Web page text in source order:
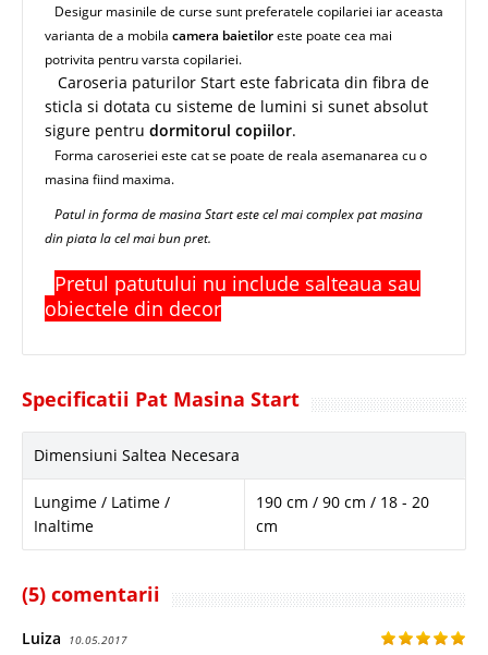
Desigur masinile de curse sunt preferatele copilariei iar aceasta
varianta de a mobila camera baietiloreste poate cea mai
potrivita pentru varsta copilariei.
Caroseria paturilor Start este fabricata din fibra de
sticla si dotata cu sisteme de lumini si sunet absolut
sigure pentru dormitorul copiilor.
Forma caroseriei este cat se poate de reala asemanarea cu o
masina fiind maxima.
Patul in forma de masina Start este cel mai complex pat masina
din piata la cel mai bun pret.
Pretul patutului nu include salteaua sau
obiectele din decor
Specificatii Pat Masina Start
Dimensiuni Saltea Necesara
Lungime / Latime /
Inaltime
190 cm / 90 cm / 18 - 20
cm
(5) comentarii
Luiza 10.05.2017